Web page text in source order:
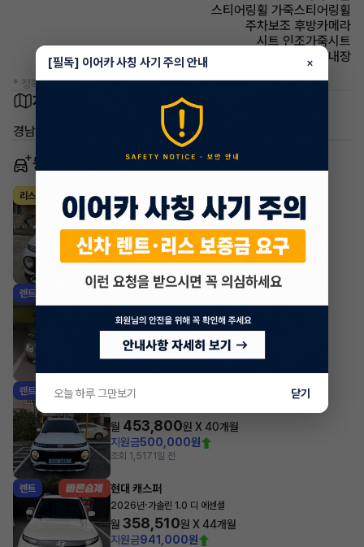
스티어링휠 가죽스티어링휠
주차보조 후방카메라
시트 인조가죽시트
스티어링휠 열선내장
* 정확한 정보는 판매자와 반드시 확인하시기 바랍니다.
차량 위치
경남 김해시 신문동
동일 차종 이어카
리스 현대 캐스퍼
2024년 ·가솔린 1.0 터보 인스퍼레이션
월385,000원 X37개월
지원금800,000원
조회 7741일 전
렌트
·
월340,000원 X36개월
지원금2,000,000원
조회 1,2261일 전
렌트 현대 캐스퍼
월 453,800원 X40개월
지원금500,000원
조회 1,5171일 전
렌트 현대 캐스퍼
2026년·가솔린 1.0 디 에센셜
월 358,510원 X44개월
지원금941,000원
[필독] 이어카 사칭 사기 주의 안내 ×
오늘 하루 그만보기 닫기